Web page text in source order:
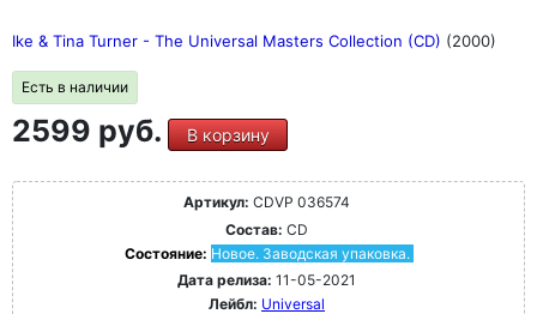
Ike & Tina Turner - The Universal Masters Collection (CD) (2000)
Есть в наличии
2599 руб. В корзину
Артикул: CDVP 036574
Состав: CD
Состояние: Новое. Заводская упаковка.
Дата релиза: 11-05-2021
Лейбл: Universal